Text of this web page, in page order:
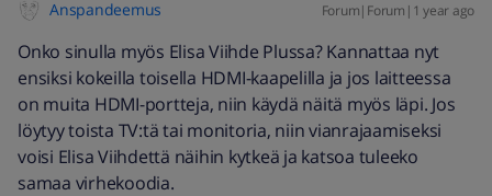
Anspandeemus Forum|Forum|1 year ago
Onko sinulla myös Elisa Viihde Plussa? Kannattaa nyt
ensiksi kokeilla toisella HDMI-kaapelilla ja jos laitteessa
on muita HDMI-portteja, niin käydä näitä myös läpi. Jos
löytyy toista TV:tä tai monitoria, niin vianrajaamiseksi
voisi Elisa Viihdettä näihin kytkeä ja katsoa tuleeko
samaa virhekoodia.